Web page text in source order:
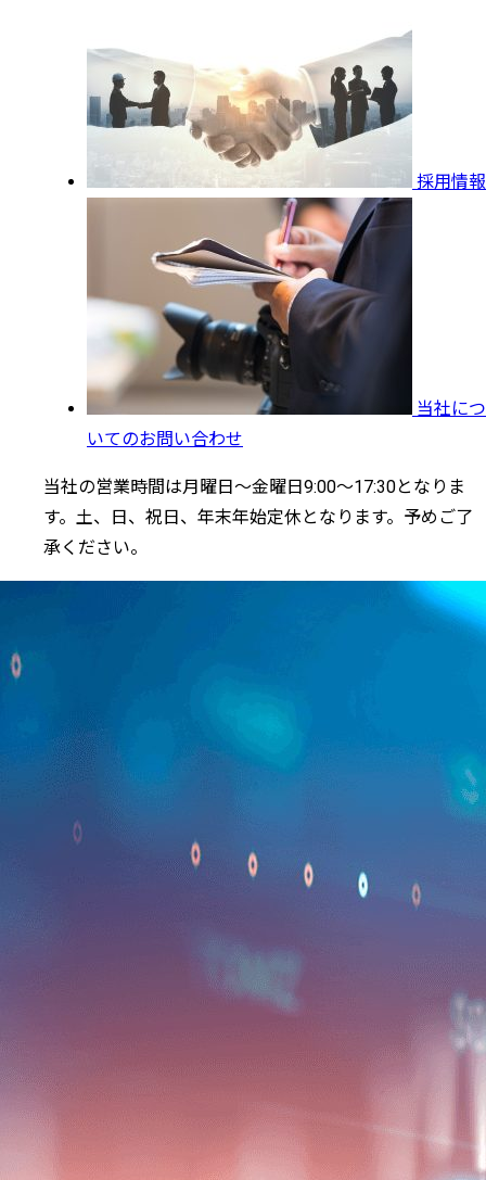
採用情報
当社につ
いてのお問い合わせ
当社の営業時間は月曜日～金曜日9:00～17:30となりま
す。土、日、祝日、年末年始定休となります。予めご了
承ください。